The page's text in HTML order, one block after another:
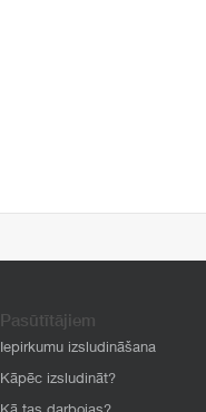
Pasūtītājiem
Iepirkumu izsludināšana
Kāpēc izsludināt?